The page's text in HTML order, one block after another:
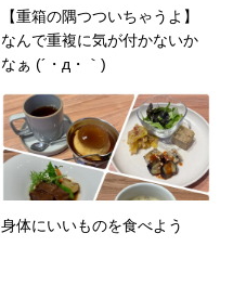
【重箱の隅つついちゃうよ】
なんで重複に気が付かないか
なぁ (´・д・｀)
身体にいいものを食べよう